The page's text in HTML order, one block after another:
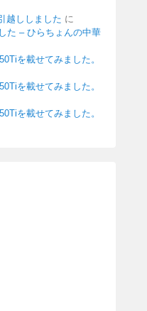
越ししました に
た – ひらちょんの中華
を載せてみました。
を載せてみました。
を載せてみました。